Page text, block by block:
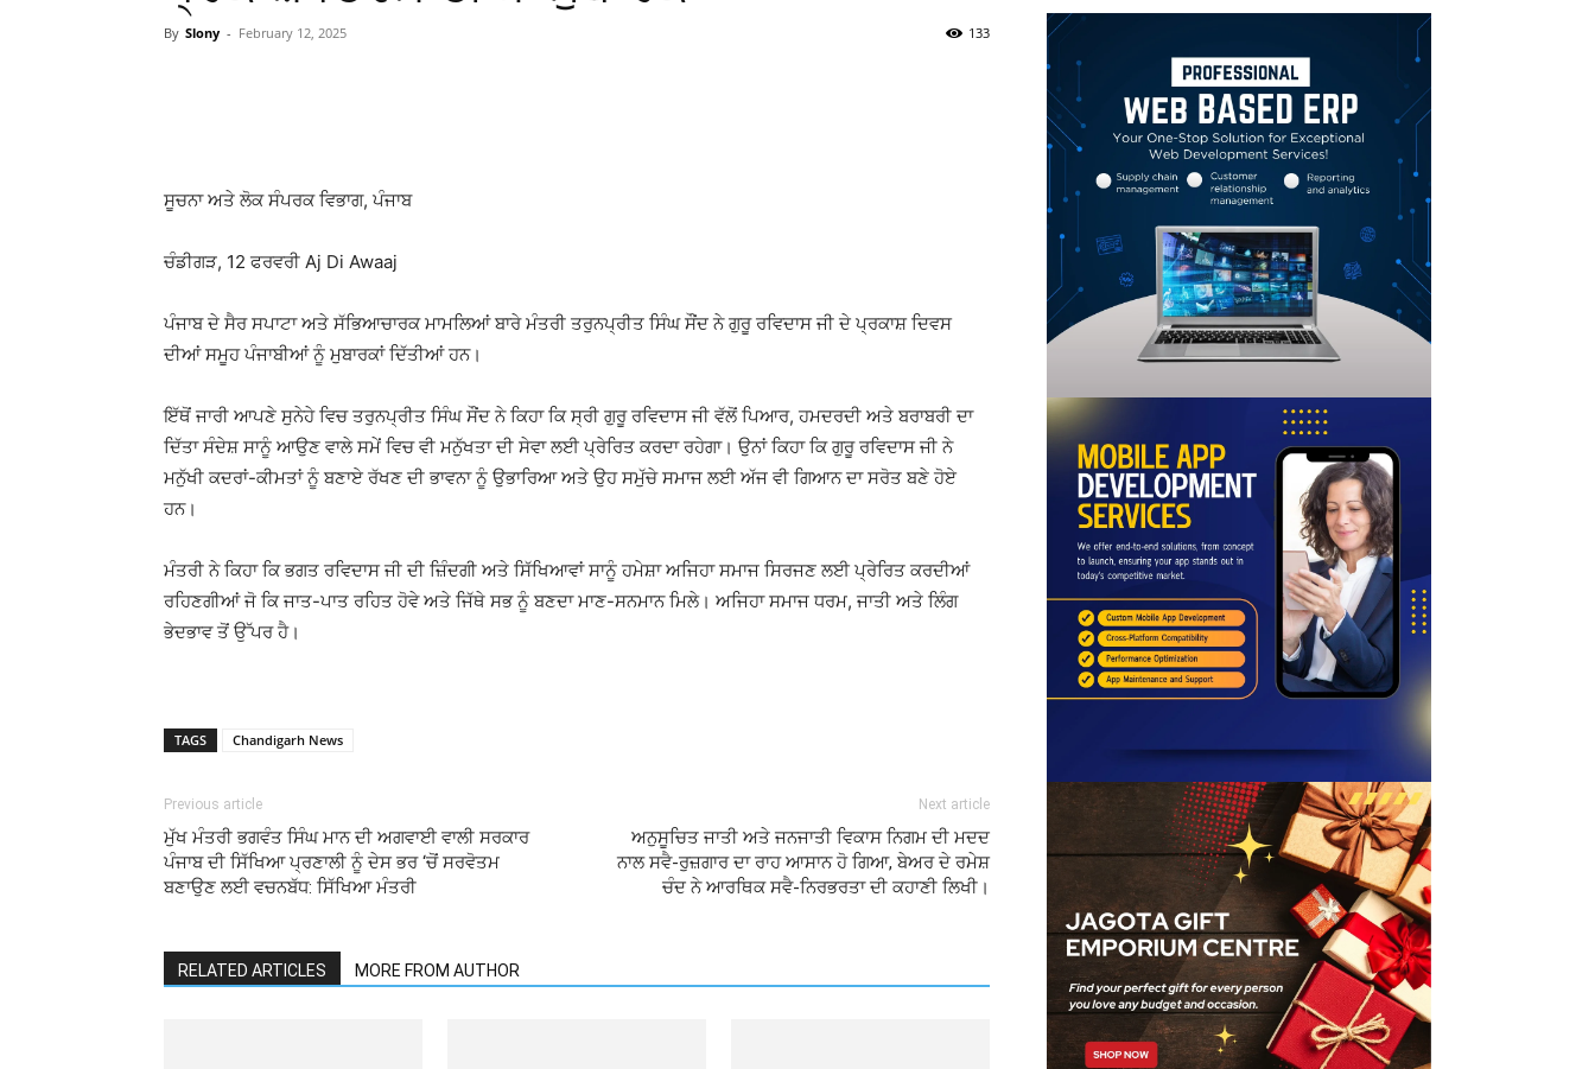
By Slony - February 12, 2025 133
Email Print
ਸੂਚਨਾ ਅਤੇ ਲੋਕ ਸੰਪਰਕ ਵਿਭਾਗ, ਪੰਜਾਬ
ਚੰਡੀਗੜ, 12 ਫਰਵਰੀ Aj Di Awaaj
ਪੰਜਾਬ ਦੇ ਸੈਰ ਸਪਾਟਾ ਅਤੇ ਸੱਭਿਆਚਾਰਕ ਮਾਮਲਿਆਂ ਬਾਰੇ ਮੰਤਰੀ ਤਰੁਨਪ੍ਰੀਤ ਸਿੰਘ ਸੌਂਦ ਨੇ ਗੁਰੂ ਰਵਿਦਾਸ ਜੀ ਦੇ ਪ੍ਰਕਾਸ਼ ਦਿਵਸ
ਦੀਆਂ ਸਮੂਹ ਪੰਜਾਬੀਆਂ ਨੂੰ ਮੁਬਾਰਕਾਂ ਦਿੱਤੀਆਂ ਹਨ।
ਇੱਥੋਂ ਜਾਰੀ ਆਪਣੇ ਸੁਨੇਹੇ ਵਿਚ ਤਰੁਨਪ੍ਰੀਤ ਸਿੰਘ ਸੌਂਦ ਨੇ ਕਿਹਾ ਕਿ ਸ੍ਰੀ ਗੁਰੂ ਰਵਿਦਾਸ ਜੀ ਵੱਲੋਂ ਪਿਆਰ, ਹਮਦਰਦੀ ਅਤੇ ਬਰਾਬਰੀ ਦਾ
ਦਿੱਤਾ ਸੰਦੇਸ਼ ਸਾਨੂੰ ਆਉਣ ਵਾਲੇ ਸਮੇਂ ਵਿਚ ਵੀ ਮਨੁੱਖਤਾ ਦੀ ਸੇਵਾ ਲਈ ਪ੍ਰੇਰਿਤ ਕਰਦਾ ਰਹੇਗਾ। ਉਨਾਂ ਕਿਹਾ ਕਿ ਗੁਰੂ ਰਵਿਦਾਸ ਜੀ ਨੇ
ਮਨੁੱਖੀ ਕਦਰਾਂ-ਕੀਮਤਾਂ ਨੂੰ ਬਣਾਏ ਰੱਖਣ ਦੀ ਭਾਵਨਾ ਨੂੰ ਉਭਾਰਿਆ ਅਤੇ ਉਹ ਸਮੁੱਚੇ ਸਮਾਜ ਲਈ ਅੱਜ ਵੀ ਗਿਆਨ ਦਾ ਸਰੋਤ ਬਣੇ ਹੋਏ
ਹਨ।
ਮੰਤਰੀ ਨੇ ਕਿਹਾ ਕਿ ਭਗਤ ਰਵਿਦਾਸ ਜੀ ਦੀ ਜ਼ਿੰਦਗੀ ਅਤੇ ਸਿੱਖਿਆਵਾਂ ਸਾਨੂੰ ਹਮੇਸ਼ਾ ਅਜਿਹਾ ਸਮਾਜ ਸਿਰਜਣ ਲਈ ਪ੍ਰੇਰਿਤ ਕਰਦੀਆਂ
ਰਹਿਣਗੀਆਂ ਜੋ ਕਿ ਜਾਤ-ਪਾਤ ਰਹਿਤ ਹੋਵੇ ਅਤੇ ਜਿੱਥੇ ਸਭ ਨੂੰ ਬਣਦਾ ਮਾਣ-ਸਨਮਾਨ ਮਿਲੇ। ਅਜਿਹਾ ਸਮਾਜ ਧਰਮ, ਜਾਤੀ ਅਤੇ ਲਿੰਗ
ਭੇਦਭਾਵ ਤੋਂ ਉੱਪਰ ਹੈ।
TAGS Chandigarh News
Previous article
ਮੁੱਖ ਮੰਤਰੀ ਭਗਵੰਤ ਸਿੰਘ ਮਾਨ ਦੀ ਅਗਵਾਈ ਵਾਲੀ ਸਰਕਾਰ
ਪੰਜਾਬ ਦੀ ਸਿੱਖਿਆ ਪ੍ਰਣਾਲੀ ਨੂੰ ਦੇਸ ਭਰ ‘ਚੋਂ ਸਰਵੋਤਮ
ਬਣਾਉਣ ਲਈ ਵਚਨਬੱਧ: ਸਿੱਖਿਆ ਮੰਤਰੀ
Next article
ਅਨੁਸੂਚਿਤ ਜਾਤੀ ਅਤੇ ਜਨਜਾਤੀ ਵਿਕਾਸ ਨਿਗਮ ਦੀ ਮਦਦ
ਨਾਲ ਸਵੈ-ਰੁਜ਼ਗਾਰ ਦਾ ਰਾਹ ਆਸਾਨ ਹੋ ਗਿਆ, ਬੇਅਰ ਦੇ ਰਮੇਸ਼
ਚੰਦ ਨੇ ਆਰਥਿਕ ਸਵੈ-ਨਿਰਭਰਤਾ ਦੀ ਕਹਾਣੀ ਲਿਖੀ।
RELATED ARTICLES MORE FROM AUTHOR